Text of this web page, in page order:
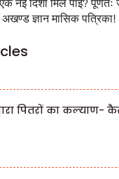
नई दिशा मिल पाई?
अखण्ड ज्ञान मासिक पत्रिका!
पितरों का कल्याण-